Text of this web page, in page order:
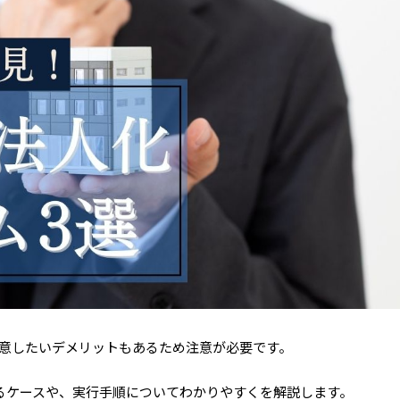
たいデメリットもあるため注意が必要です。
ースや、実行手順についてわかりやすくを解説します。